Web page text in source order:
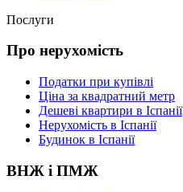
Послуги
Про нерухомість
Податки при купівлі
Ціна за квадратний метр
Дешеві квартири в Іспанії
Нерухомість в Іспанії
Будинок в Іспанії
ВНЖ і ПМЖ